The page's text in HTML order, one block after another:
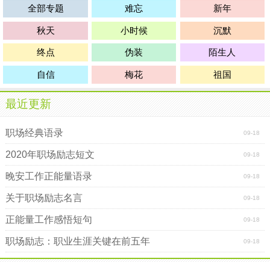
全部专题 难忘 新年
秋天 小时候 沉默
终点 伪装 陌生人
自信 梅花 祖国
最近更新
09-18
职场经典语录
09-18
2020年职场励志短文
09-18
晚安工作正能量语录
09-18
关于职场励志名言
09-18
正能量工作感悟短句
09-18
职场励志：职业生涯关键在前五年